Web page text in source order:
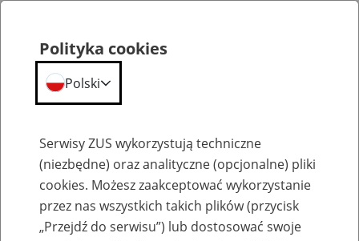
Archiwum konkursu
Polityka cookies
Polski
Serwisy ZUS wykorzystują techniczne
(niezbędne) oraz analityczne (opcjonalne) pliki
cookies. Możesz zaakceptować wykorzystanie
przez nas wszystkich takich plików (przycisk
„Przejdź do serwisu”) lub dostosować swoje